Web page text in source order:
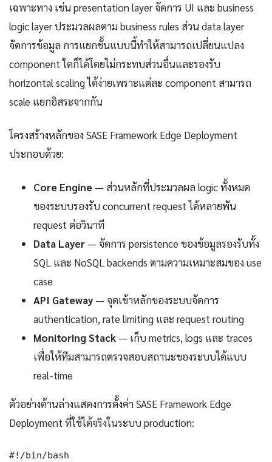
เฉพาะทาง เช่น presentation layer จัดการ UI และ business
logic layer ประมวลผลตาม business rules ส่วน data layer
จัดการข้อมูล การแยกชั้นแบบนี้ทำให้สามารถเปลี่ยนแปลง
component ใดก็ได้โดยไม่กระทบส่วนอื่นและรองรับ
horizontal scaling ได้ง่ายเพราะแต่ละ component สามารถ
scale แยกอิสระจากกัน
โครงสร้างหลักของ SASE Framework Edge Deployment
ประกอบด้วย:
Core Engine — ส่วนหลักที่ประมวลผล logic ทั้งหมด
ของระบบรองรับ concurrent request ได้หลายพัน
request ต่อวินาที
Data Layer — จัดการ persistence ของข้อมูลรองรับทั้ง
SQL และ NoSQL backends ตามความเหมาะสมของ use
case
API Gateway — จุดเข้าหลักของระบบจัดการ
authentication, rate limiting และ request routing
Monitoring Stack — เก็บ metrics, logs และ traces
เพื่อให้ทีมสามารถตรวจสอบสถานะของระบบได้แบบ
real-time
ตัวอย่างด้านล่างแสดงการตั้งค่า SASE Framework Edge
Deployment ที่ใช้ได้จริงในระบบ production:
#!/bin/bash